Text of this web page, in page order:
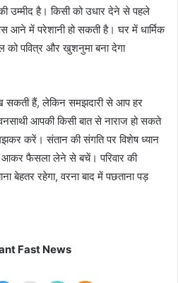
उम्मीद है। किसी को उधार देने से पहले
आने में परेशानी हो सकती है। घर में धार्मिक
को पवित्र और खुशनुमा बना देगा
सकती हैं, लेकिन समझदारी से आप हर
आपकी किसी बात से नाराज हो सकते
करें। संतान की संगति पर विशेष ध्यान
आकर फैसला लेने से बचें। परिवार की
बेहतर रहेगा, वरना बाद में पछताना पड़
Fast News